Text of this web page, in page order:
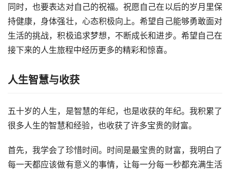
同时，也要表达对自己的祝福。祝愿自己在以后的岁月里保
持健康，身体强壮，心态积极向上。希望自己能够勇敢面对
生活的挑战，积极追求梦想，不断成长和进步。希望自己在
接下来的人生旅程中经历更多的精彩和惊喜。
人生智慧与收获
五十岁的人生，是智慧的年纪，也是收获的年纪。我积累了
很多人生的智慧和经验，也收获了许多宝贵的财富。
首先，我学会了珍惜时间。时间是最宝贵的财富，我明白了
每一天都应该做有意义的事情，让每一分每一秒都充满生活